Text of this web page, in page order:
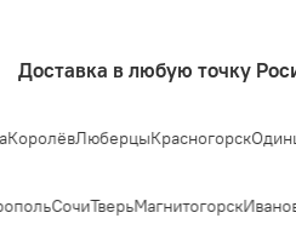
Доставка в любую точку
ЛюберцыКрасногорскОдинцово
СочиТверьМагнитогорскИваново